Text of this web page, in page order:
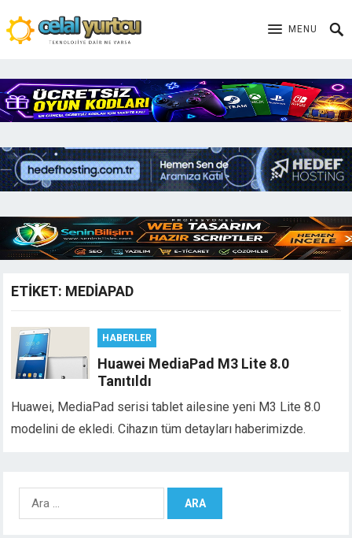
MENU
ETIKET: MEDIAPAD
HABERLER
Huawei MediaPad M3 Lite 8.0
Tanıtıldı
Huawei, MediaPad serisi tablet ailesine yeni M3 Lite 8.0
modelini de ekledi. Cihazın tüm detayları haberimizde.
Arama: